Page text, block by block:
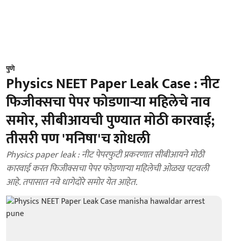
पुणे
Physics NEET Paper Leak Case : नीट
फिजीक्सचा पेपर फोडणाऱ्या महिलेचे नाव
समोर, सीबीआयची पुण्यात मोठी कारवाई;
तीसरी पण 'मनिषा'च शोधली
Physics paper leak : नीट पेपरफुटी प्रकरणात सीबीआयने मोठी
कारवाई करत फिजीक्सचा पेपर फोडणाऱ्या महिलेची ओळख पटवली
आहे. तपासात नवे धागेदोरे समोर येत आहेत.